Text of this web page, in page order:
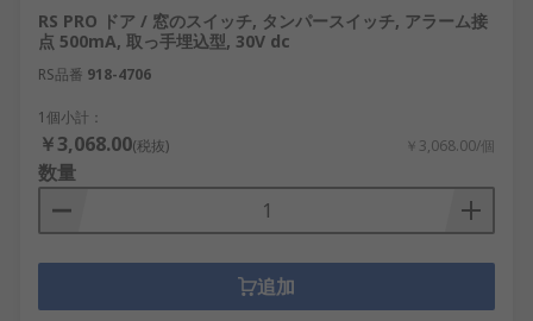
RS PRO ドア / 窓のスイッチ, タンパースイッチ, アラーム接
点 500mA, 取っ手埋込型, 30V dc
RS品番 918-4706
1個小計：
￥3,068.00(税抜) ￥3,068.00/個
数量
追加